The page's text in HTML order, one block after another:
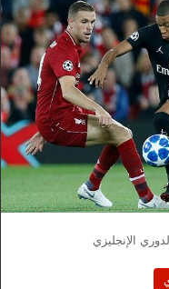
الإنجليزي